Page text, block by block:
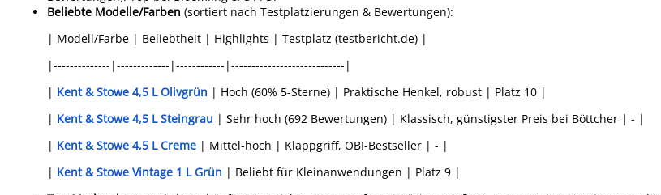
Beliebte Modelle/Farben (sortiert nach Testplatzierungen & Bewertungen):
| Modell/Farbe | Beliebtheit | Highlights | Testplatz (testbericht.de) |
|--------------|-------------|------------|----------------------------|
| Kent & Stowe 4,5 L Olivgrün | Hoch (60% 5-Sterne) | Praktische Henkel, robust | Platz 10 |
| Kent & Stowe 4,5 L Steingrau | Sehr hoch (692 Bewertungen) | Klassisch, günstigster Preis bei Böttcher | - |
| Kent & Stowe 4,5 L Creme | Mittel-hoch | Klappgriff, OBI-Bestseller | - |
| Kent & Stowe Vintage 1 L Grün | Beliebt für Kleinanwendungen | Platz 9 |